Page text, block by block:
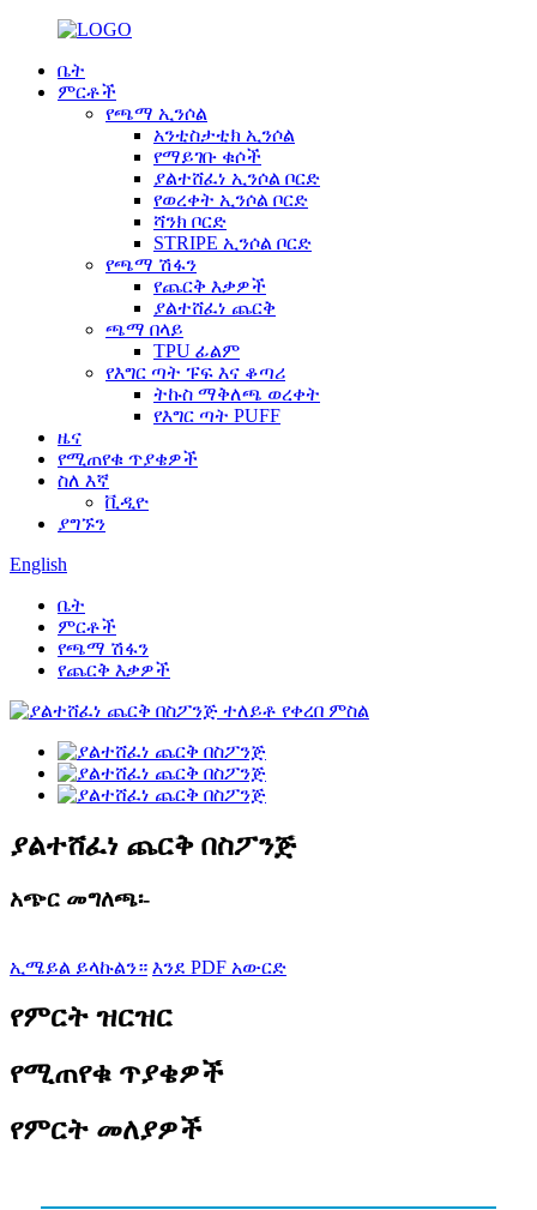
ቤት
ምርቶች
የጫማ ኢንሶል
አንቲስታቲክ ኢንሶል
የማይገቡ ቁሶች
ያልተሸፈነ ኢንሶል ቦርድ
የወረቀት ኢንሶል ቦርድ
ሻንክ ቦርድ
STRIPE ኢንሶል ቦርድ
የጫማ ሽፋን
የጨርቅ እቃዎች
ያልተሸፈነ ጨርቅ
ጫማ በላይ
TPU ፊልም
የእግር ጣት ፑፍ እና ቆጣሪ
ትኩስ ማቅለጫ ወረቀት
የእግር ጣት PUFF
ዜና
የሚጠየቁ ጥያቄዎች
ስለ እኛ
ቪዲዮ
ያግኙን
English
ቤት
ምርቶች
የጫማ ሽፋን
የጨርቅ እቃዎች
ያልተሸፈነ ጨርቅ በስፖንጅ
አጭር መግለጫ፡-
ኢሜይል ይላኩልን። እንደ PDF አውርድ
የምርት ዝርዝር
የሚጠየቁ ጥያቄዎች
የምርት መለያዎች